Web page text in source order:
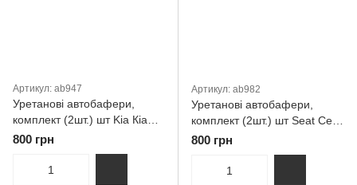
Артикул: ab947
Уретанові автобафери,
комплект (2шт.) шт Kia Кіа
Stonic Стонік 2017 — нафт.
800 грн
Артикул: ab982
Уретанові автобафери,
комплект (2шт.) шт Seat Сеат
Alhambra
800 грн